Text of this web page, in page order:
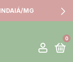
MG
0